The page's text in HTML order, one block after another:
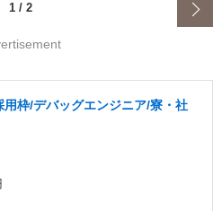
1 / 2
用枠/デバッグエンジニア/寮・社